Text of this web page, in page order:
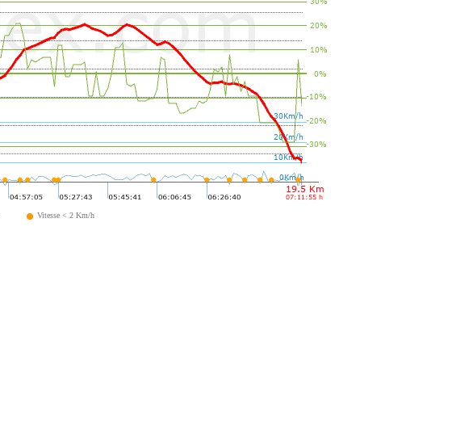
Vitesse < 2 Km/h